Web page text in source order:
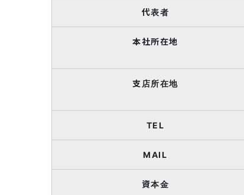
代表者
本社所在地
支店所在地
TEL
MAIL
資本金